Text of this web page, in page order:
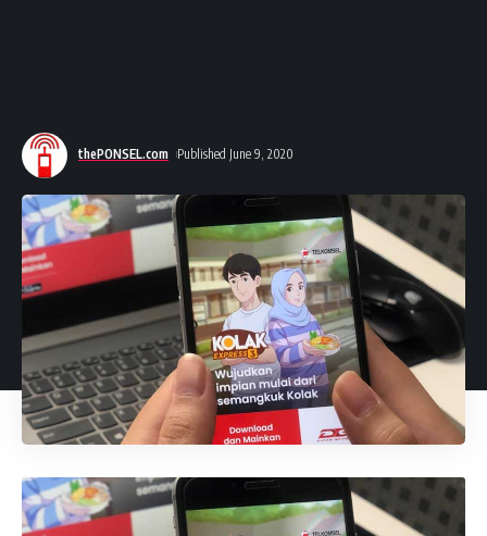
thePONSEL.com Published June 9, 2020